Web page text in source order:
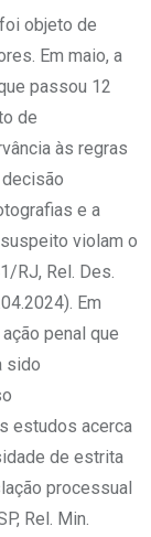
objeto de
Em maio, a
passou 12
de
às regras
e a
violam o
RJ, Rel. Des.
Em
penal que
sido
estudos acerca
de estrita
processual
Rel. Min.